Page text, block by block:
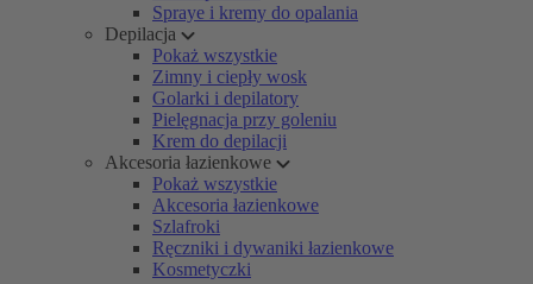
Spraye i kremy do opalania
Depilacja
Pokaż wszystkie
Zimny i ciepły wosk
Golarki i depilatory
Pielęgnacja przy goleniu
Krem do depilacji
Akcesoria łazienkowe
Pokaż wszystkie
Akcesoria łazienkowe
Szlafroki
Ręczniki i dywaniki łazienkowe
Kosmetyczki